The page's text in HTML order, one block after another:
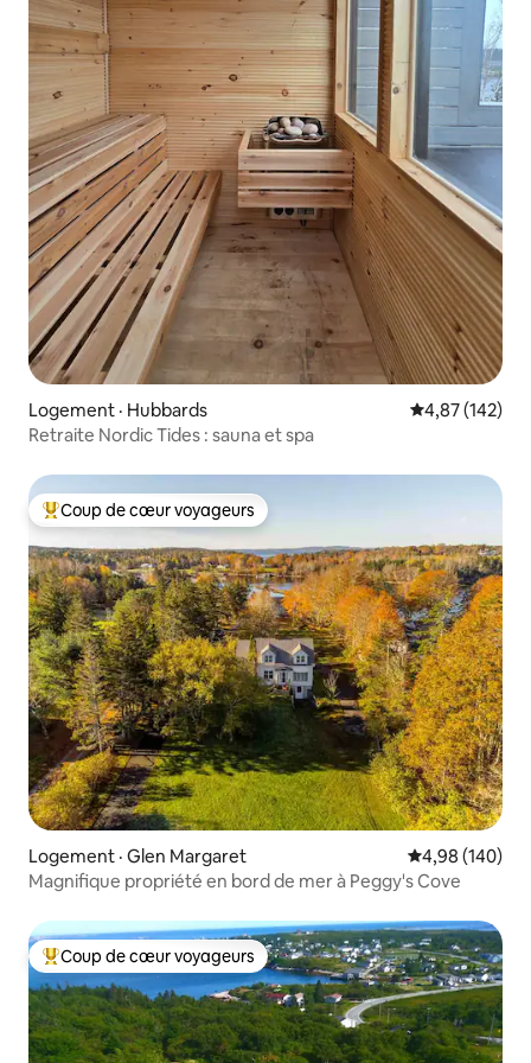
Logement · Hubbards Note
4,87 (142)
Retraite Nordic Tides : sauna et spa
Coup de cœur voyageurs parmi les plus aimés
Coup de cœur voyageurs
Logement · Glen Margaret Note
4,98 (140)
Magnifique propriété en bord de mer à Peggy's Cove
Coup de cœur voyageurs parmi les plus aimés
Coup de cœur voyageurs